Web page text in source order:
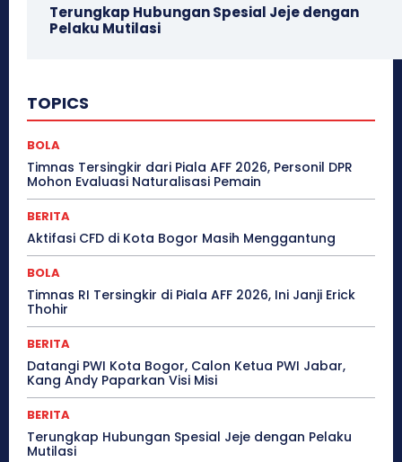
Terungkap Hubungan Spesial Jeje dengan
Pelaku Mutilasi
TOPICS
BOLA
Timnas Tersingkir dari Piala AFF 2026, Personil DPR
Mohon Evaluasi Naturalisasi Pemain
BERITA
Aktifasi CFD di Kota Bogor Masih Menggantung
BOLA
Timnas RI Tersingkir di Piala AFF 2026, Ini Janji Erick
Thohir
BERITA
Datangi PWI Kota Bogor, Calon Ketua PWI Jabar,
Kang Andy Paparkan Visi Misi
BERITA
Terungkap Hubungan Spesial Jeje dengan Pelaku
Mutilasi